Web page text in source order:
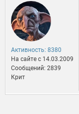
Активность: 8380
На сайте c 14.03.2009
Сообщений: 2839
Крит